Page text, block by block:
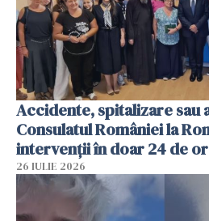
Accidente, spitalizare sau
Consulatul României la
intervenții în doar 24 de
26 IULIE 2026